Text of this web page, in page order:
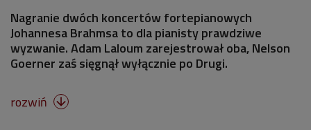
Nagranie dwóch koncertów fortepianowych
Johannesa Brahmsa to dla pianisty prawdziwe
wyzwanie. Adam Laloum zarejestrował oba, Nelson
Goerner zaś sięgnął wyłącznie po Drugi.
rozwiń 